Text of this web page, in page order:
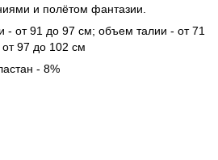
и полётом фантазии.
от 91 до 97 см; объем талии - от 71
97 до 102 см
- 8%